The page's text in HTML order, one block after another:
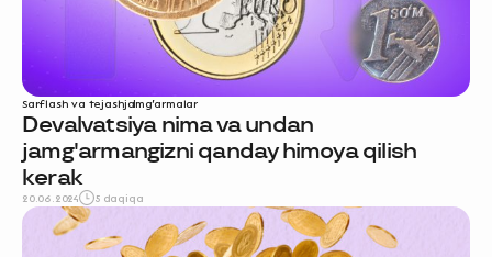
Sarflash va tejashjamg‘armalar
Devalvatsiya nima va undan
jamg'armangizni qanday himoya qilish
kerak
20.06.2024 5 daqiqa